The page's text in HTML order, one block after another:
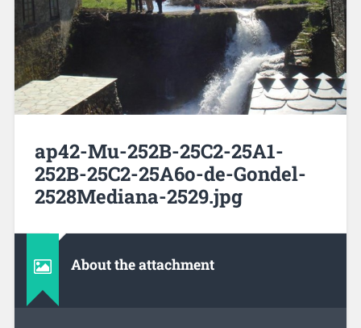
ap42-Mu-252B-25C2-25A1-
252B-25C2-25A6o-de-Gondel-
2528Mediana-2529.jpg
About the attachment